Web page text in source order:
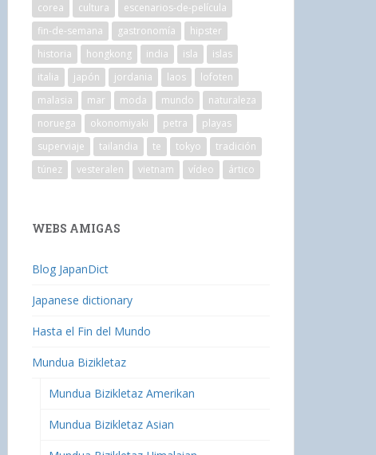
corea
cultura
escenarios-de-película
fin-de-semana
gastronomía
hipster
historia
hongkong india isla
islas
italia
japón jordania laos
lofoten
malasia
mar moda mundo
naturaleza
noruega
okonomiyaki petra
playas
superviaje
tailandia te tokyo
tradición
túnez
vesteralen vietnam vídeo ártico
WEBS AMIGAS
Blog JapanDict
Japanese dictionary
Hasta el Fin del Mundo
Mundua Bizikletaz
Mundua Bizikletaz Amerikan
Mundua Bizikletaz Asian